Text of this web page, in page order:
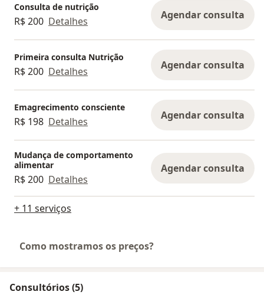
Consulta de nutrição
R$ 200 Detalhes Agendar consulta
Primeira consulta Nutrição
R$ 200 Detalhes Agendar consulta
Emagrecimento consciente
R$ 198 Detalhes Agendar consulta
Mudança de comportamento
alimentar
R$ 200 Detalhes
Agendar consulta
+ 11 serviços
Como mostramos os preços?
Consultórios (5)